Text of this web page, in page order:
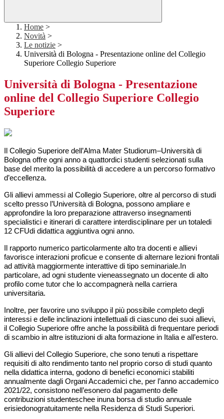
Home >
Novità >
Le notizie >
Università di Bologna - Presentazione online del Collegio
Superiore Collegio Superiore
Università di Bologna - Presentazione
online del Collegio Superiore Collegio
Superiore
Collegio Superiore dell’Alma Mater Studiorum–Università di
Bologna offre ogni anno a quattordici studenti selezionati sulla
base del merito la possibilità di accedere a un percorso formativo
d’eccellenza.
Gli allievi ammessi al Collegio Superiore, oltre al percorso di studi
scelto presso l’Università di Bologna, possono ampliare e
approfondire la loro preparazione attraverso insegnamenti
specialistici e itinerari di carattere interdisciplinare per un totaledi
12 CFUdi didattica aggiuntiva ogni anno.
Il rapporto numerico particolarmente alto tra docenti e allievi
favorisce interazioni proficue e consente di alternare lezioni frontali
ad attività maggiormente interattive di tipo seminariale. In
particolare, ad ogni studente vieneassegnato un docente di alto
profilo come tutor che lo accompagnerà nella carriera
universitaria.
Inoltre, per favorire uno sviluppo il più possibile completo degli
interessi e delle inclinazioni intellettuali di ciascuno dei suoi allievi,
il Collegio Superiore offre anche la possibilità di frequentare periodi
di scambio in altre istituzioni di alta formazione in Italia e all’estero.
Gli allievi del Collegio Superiore, che sono tenuti a rispettare
requisiti di alto rendimento tanto nel proprio corso di studi quanto
nella didattica interna, godono di benefici economici stabiliti
annualmente dagli Organi Accademici che, per l’anno accademico
2021/22, consistono nell’esonero dal pagamento delle
contribuzioni studenteschee inuna borsa di studio annuale
erisiedonogratuitamente nella Residenza di Studi Superiori.